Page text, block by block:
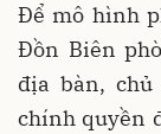
Để mô hình
Đồn Biên
địa bàn,
chính quyền